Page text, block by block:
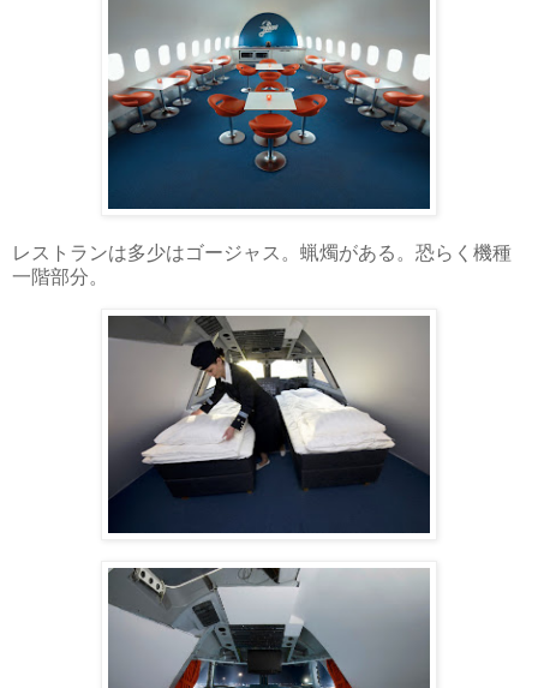
レストランは多少はゴージャス。蝋燭がある。恐らく機種
一階部分。